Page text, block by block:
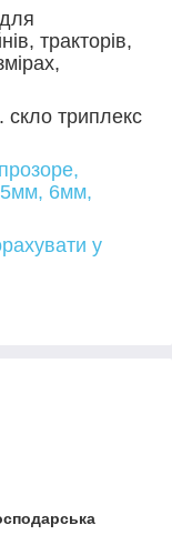
тракторів,
скло триплекс
6мм,
у